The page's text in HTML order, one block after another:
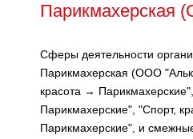
Парикмахерская
Сферы деятельности
Парикмахерская (ООО
красота →
Парикмахерские", "Спорт,
Парикмахерские", и